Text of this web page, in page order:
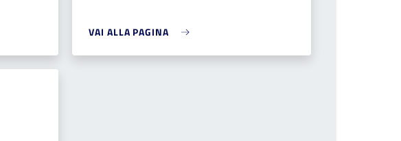
VAI ALLA PAGINA